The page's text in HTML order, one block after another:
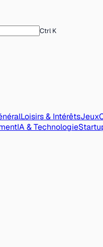
Ctrl K
Loisirs & IntérêtsJeux
IA & Technologie